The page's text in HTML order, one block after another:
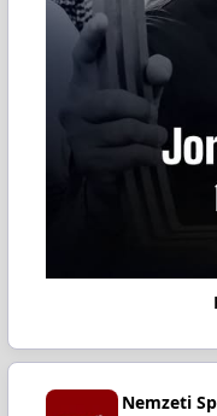
Nemzeti